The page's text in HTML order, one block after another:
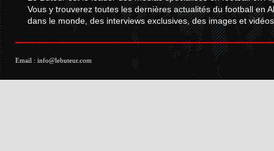
Vous y trouverez toutes les dernières actualités du football en
dans le monde, des interviews exclusives, des images et
Email : info@lebuteur.com